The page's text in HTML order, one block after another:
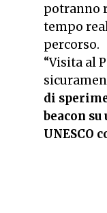
potranno
tempo
percorso.
“Visita al
di
beacon
UNESCO